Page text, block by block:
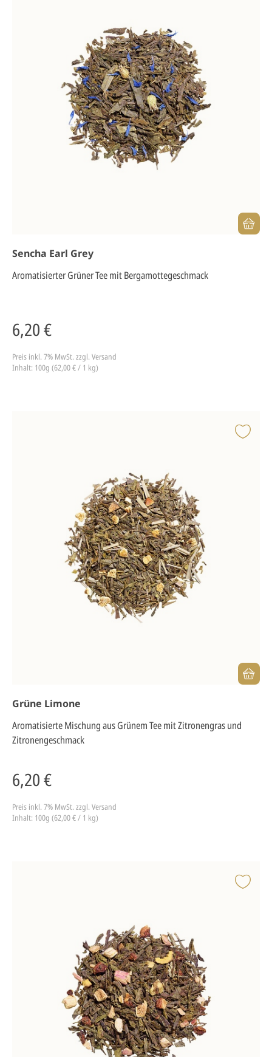
Sencha Earl Grey
Aromatisierter Grüner Tee mit Bergamottegeschmack
6,20 €
Preis inkl. 7% MwSt. zzgl. Versand
Inhalt: 100g (62,00 € / 1 kg)
Grüne Limone
Aromatisierte Mischung aus Grünem Tee mit Zitronengras und
Zitronengeschmack
6,20 €
Preis inkl. 7% MwSt. zzgl. Versand
Inhalt: 100g (62,00 € / 1 kg)